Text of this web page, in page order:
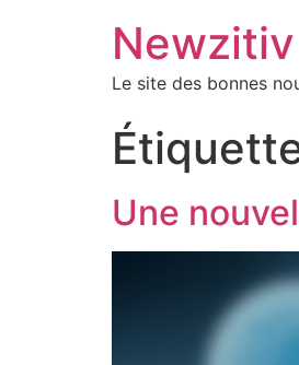
Newzitiv
Le site des bonnes
Une